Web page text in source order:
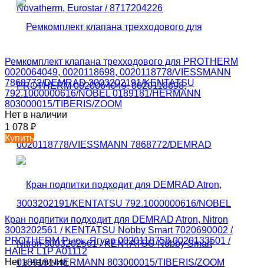
Ремкомплект клапана трехходового для PROTHERM
0020064049, 0020118698, 0020118778/VIESSMANN
7868772/DEMRAD 3003202191/KENTATSU
792.1000000616/NOBEL 0189181/HERMANN
803000015/TIBERIS/ZOOM
Нет в наличии
1 078 ₽
Купить
Кран подпитки подходит для DEMRAD Atron, Nitron
3003202561 / KENTATSU Nobby Smart 7020690002 /
PROTHERM Рысь, Ягуар 0020118758 0020133501 /
HAIER L1P A01112
Нет в наличии